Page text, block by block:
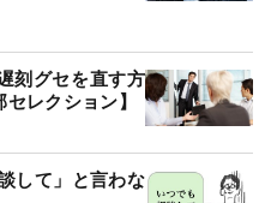
刻グセを直す方
レクション】
して」と言わな